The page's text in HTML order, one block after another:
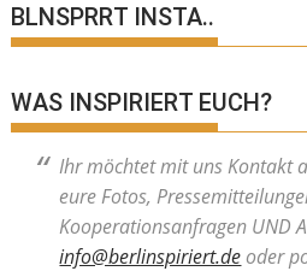
BLNSPRRT INSTA..
WAS INSPIRIERT EUCH?
Ihr möchtet mit uns Kontakt
eure Fotos,
Kooperationsanfragen UND
info@berlinspiriert.deoder